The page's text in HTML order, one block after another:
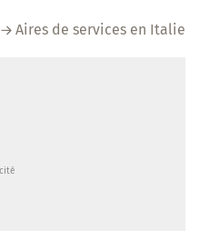
Aires de services en Italie